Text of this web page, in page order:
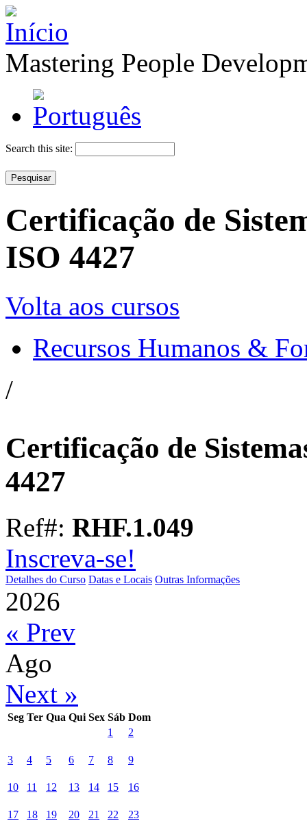
Mastering People
Search this site:
Certificação de
ISO 4427
Volta aos cursos
Recursos Humanos &
/
Certificação de
4427
Ref#: RHF.1.049
Inscreva-se!
Detalhes do Curso Datas e Locais Outras Informações
2026
« Prev
Ago
Next »
Seg Ter Qua Qui Sex Sáb Dom
1
2
3 4 5 6 7 8 9
10 11 12 13 14 15 16
17 18 19 20 21 22 23